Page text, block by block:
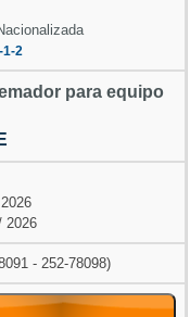
1-2
para equipo
2026
- 252-78098)